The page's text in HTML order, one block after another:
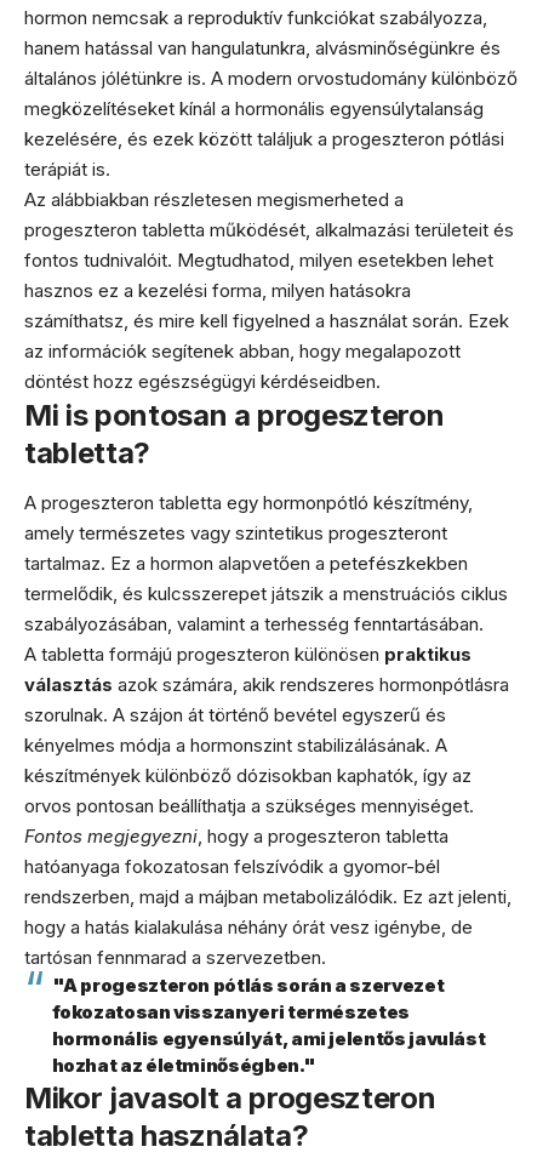
hormon nemcsak a reproduktív funkciókat szabályozza,
hanem hatással van hangulatunkra, alvásminőségünkre és
általános jólétünkre is. A modern orvostudomány különböző
megközelítéseket kínál a hormonális egyensúlytalanság
kezelésére, és ezek között találjuk a progeszteron pótlási
terápiát is.
Az alábbiakban részletesen megismerheted a
progeszteron tabletta működését, alkalmazási területeit és
fontos tudnivalóit. Megtudhatod, milyen esetekben lehet
hasznos ez a kezelési forma, milyen hatásokra
számíthatsz, és mire kell figyelned a használat során. Ezek
az információk segítenek abban, hogy megalapozott
döntést hozz egészségügyi kérdéseidben.
Mi is pontosan a progeszteron
tabletta?
A progeszteron tabletta egy hormonpótló készítmény,
amely természetes vagy szintetikus progeszteront
tartalmaz. Ez a hormon alapvetően a petefészkekben
termelődik, és kulcsszerepet játszik a menstruációs ciklus
szabályozásában, valamint a terhesség fenntartásában.
A tabletta formájú progeszteron különösen praktikus
választás azok számára, akik rendszeres hormonpótlásra
szorulnak. A szájon át történő bevétel egyszerű és
kényelmes módja a hormonszint stabilizálásának. A
készítmények különböző dózisokban kaphatók, így az
orvos pontosan beállíthatja a szükséges mennyiséget.
Fontos megjegyezni, hogy a progeszteron tabletta
hatóanyaga fokozatosan felszívódik a gyomor-bél
rendszerben, majd a májban metabolizálódik. Ez azt jelenti,
hogy a hatás kialakulása néhány órát vesz igénybe, de
tartósan fennmarad a szervezetben.
"A progeszteron pótlás során a szervezet
fokozatosan visszanyeri természetes
hormonális egyensúlyát, ami jelentős javulást
hozhat az életminőségben."
Mikor javasolt a progeszteron
tabletta használata?